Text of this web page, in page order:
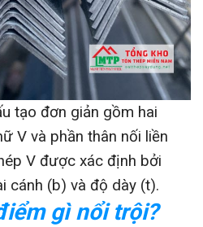
tạo đơn giản gồm hai
V và phần thân nối liền
V được xác định bởi
cánh (b) và độ dày (t).
gì nổi trội?